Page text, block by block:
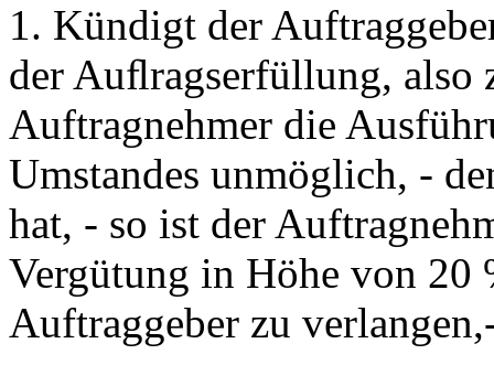
1. Kündigt der
der Auﬂragserfüllung, also
Auftragnehmer die
Umstandes unmöglich, -
hat, - so ist der
Vergütung in Höhe von 20
Auftraggeber zu